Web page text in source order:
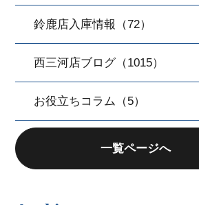
鈴鹿店入庫情報（72）
西三河店ブログ（1015）
お役立ちコラム（5）
一覧ページへ